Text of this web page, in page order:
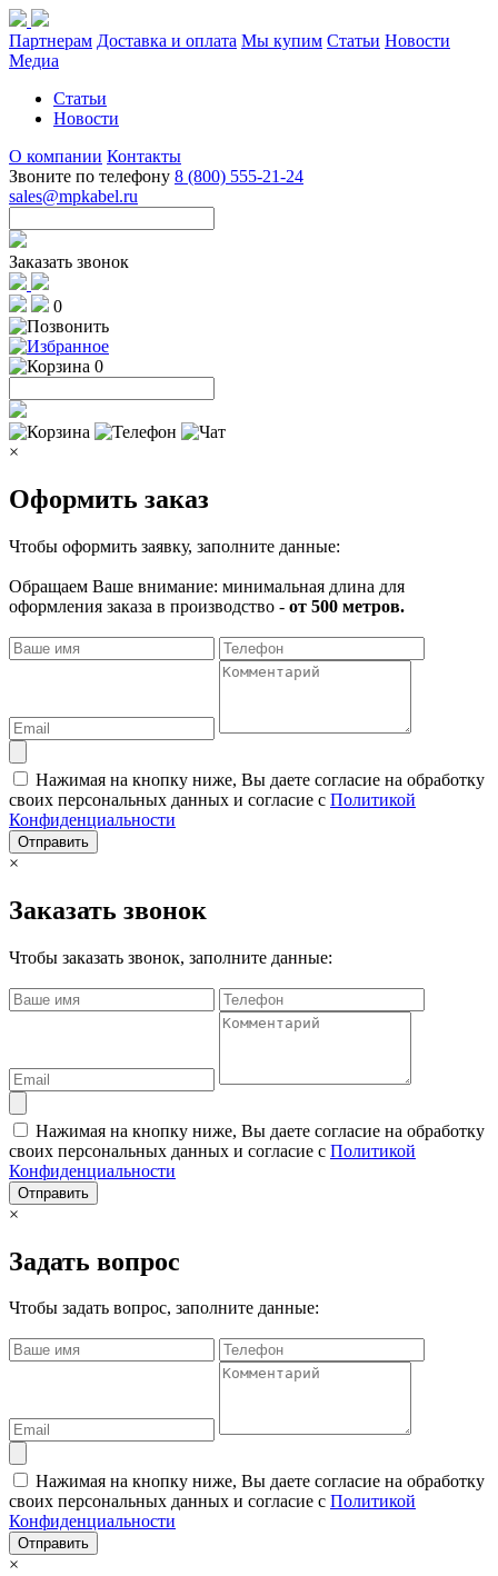
Партнерам Доставка и оплата Мы купим Статьи Новости
Медиа
Статьи
Новости
О компании Контакты
Звоните по телефону 8 (800) 555-21-24
sales@mpkabel.ru
Заказать звонок
0
0
×
Оформить заказ
Чтобы оформить заявку, заполните данные:
Обращаем Ваше внимание: минимальная длина для
оформления заказа в производство - от 500 метров.
Нажимая на кнопку ниже, Вы даете согласие на обработку
своих персональных данных и согласие с Политикой
Конфиденциальности
Отправить
×
Заказать звонок
Чтобы заказать звонок, заполните данные:
Нажимая на кнопку ниже, Вы даете согласие на обработку
своих персональных данных и согласие с Политикой
Конфиденциальности
Отправить
×
Задать вопрос
Чтобы задать вопрос, заполните данные:
Нажимая на кнопку ниже, Вы даете согласие на обработку
своих персональных данных и согласие с Политикой
Конфиденциальности
Отправить
×